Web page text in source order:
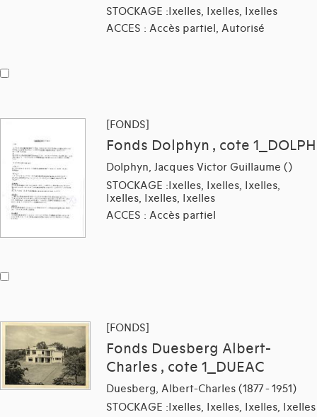
STOCKAGE :Ixelles, Ixelles, Ixelles
ACCES : Accès partiel, Autorisé
[FONDS]
Fonds Dolphyn , cote 1_DOLPH
Dolphyn, Jacques Victor Guillaume ()
STOCKAGE :Ixelles, Ixelles, Ixelles,
Ixelles, Ixelles, Ixelles
ACCES : Accès partiel
[FONDS]
Fonds Duesberg Albert-
Charles , cote 1_DUEAC
Duesberg, Albert-Charles (1877 - 1951)
STOCKAGE :Ixelles, Ixelles, Ixelles, Ixelles